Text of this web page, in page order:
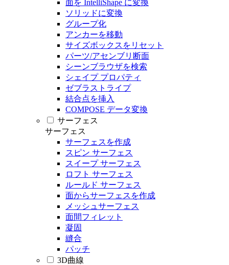
面を IntelliShape に変換
ソリッドに変換
グループ化
アンカーを移動
サイズボックスをリセット
パーツ/アセンブリ断面
シーンブラウザを検索
シェイプ プロパティ
ゼブラストライプ
結合点を挿入
COMPOSE データ変換
サーフェス
サーフェス
サーフェスを作成
スピン サーフェス
スイープ サーフェス
ロフト サーフェス
ルールド サーフェス
面からサーフェスを作成
メッシュサーフェス
面間フィレット
凝固
縫合
パッチ
3D曲線